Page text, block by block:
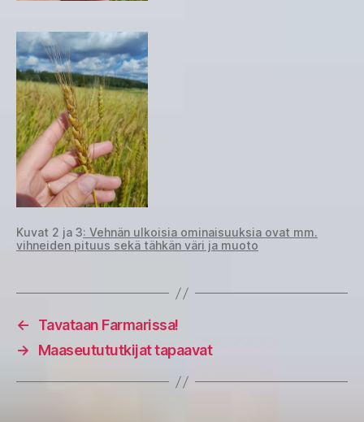
Kuvat 2 ja 3: Vehnän ulkoisia ominaisuuksia ovat mm.
vihneiden pituus sekä tähkän väri ja muoto
←
Tavataan Farmarissa!
→
Maaseutututkijat tapaavat